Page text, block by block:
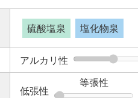
硫酸塩泉 塩化物泉
アルカリ性
低張性
等張性